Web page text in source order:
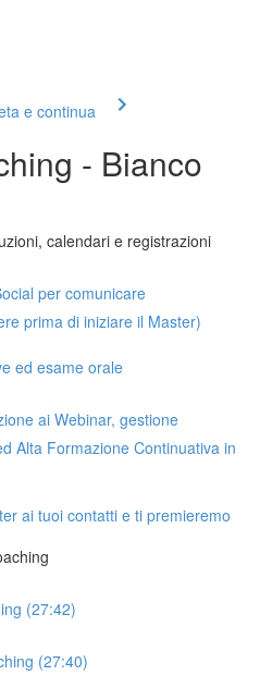
e continua
- Bianco
calendari e registrazioni
per comunicare
prima di iniziare il Master)
ed esame orale
ai Webinar, gestione
Alta Formazione Continuativa in
ai tuoi contatti e ti premieremo
(27:42)
(27:40)